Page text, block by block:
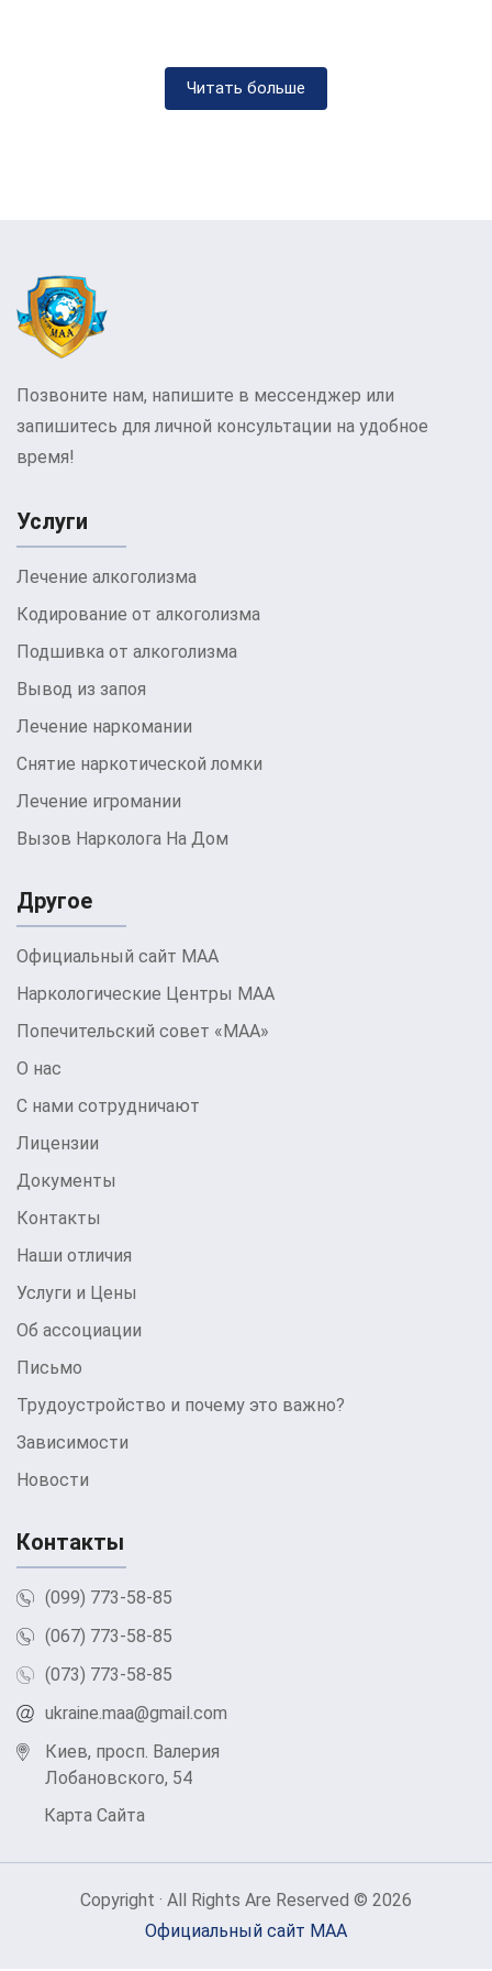
Вышгороде и области
Мы используем различные методы
области.
Лечение и детоксикация при
Детоксикация — это первый и важный
шаг в лечении наркозависимости,
зависимость и подготовить пациента к
дальнейшей реабилитации. В
Международной Антинаркотической
Ассоциации по лечению наркотической
современных методов и под строгим
медицинским контролем.
Читать больше
Позвоните нам, напишите в мессенджер или
запишитесь для личной консультации на удобное
время!
Услуги
Лечение алкоголизма
Кодирование от алкоголизма
Подшивка от алкоголизма
Вывод из запоя
Лечение наркомании
Снятие наркотической ломки
Лечение игромании
Вызов Нарколога На Дом
Другое
Официальный сайт МАА
Наркологические Центры МАА
Попечительский совет «МАА»
О нас
С нами сотрудничают
Лицензии
Документы
Контакты
Наши отличия
Услуги и Цены
Об ассоциации
Письмо
Трудоустройство и почему это важно?
Зависимости
Новости
Контакты
(099) 773-58-85
(067) 773-58-85
(073) 773-58-85
ukraine.maa@gmail.com
Киев, просп. Валерия
Лобановского, 54
Карта Сайта
Copyright · All Rights Are Reserved © 2026
Официальный сайт МАА